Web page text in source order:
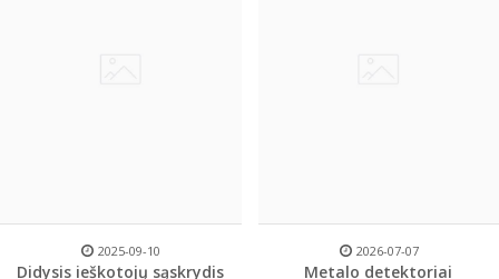
2025-09-10
Didysis ieškotojų sąskrydis
2026-07-07
Metalo detektoriai